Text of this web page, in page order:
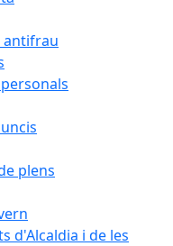
antifrau
plens
d'Alcaldia i de les